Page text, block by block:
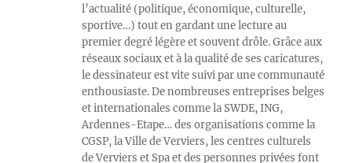
l’actualité (politique, économique, culturelle,
sportive…) tout en gardant une lecture au
premier degré légère et souvent drôle. Grâce aux
réseaux sociaux et à la qualité de ses caricatures,
le dessinateur est vite suivi par une communauté
enthousiaste. De nombreuses entreprises belges
et internationales comme la SWDE, ING,
Ardennes-Etape… des organisations comme la
CGSP, la Ville de Verviers, les centres culturels
de Verviers et Spa et des personnes privées font